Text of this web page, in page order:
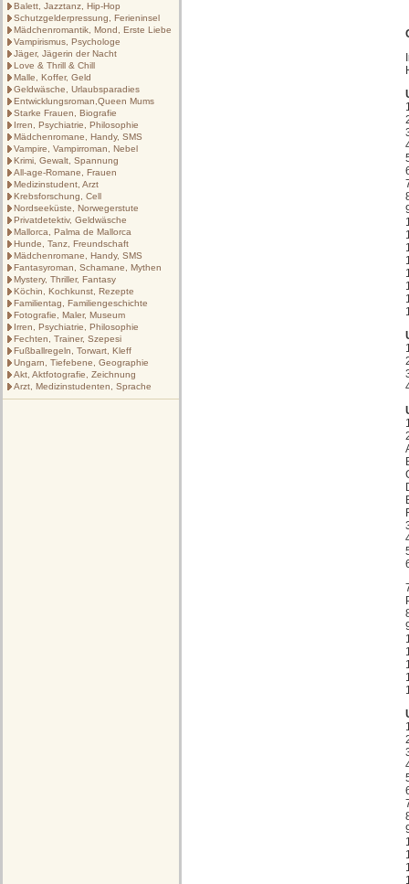
Balett, Jazztanz, Hip-Hop
Schutzgelderpressung, Ferieninsel
Mädchenromantik, Mond, Erste Liebe
Vampirismus, Psychologe
Jäger, Jägerin der Nacht
Love & Thrill & Chill
Malle, Koffer, Geld
Geldwäsche, Urlaubsparadies
Entwicklungsroman,Queen Mums
Starke Frauen, Biografie
Irren, Psychiatrie, Philosophie
Mädchenromane, Handy, SMS
Vampire, Vampirroman, Nebel
Krimi, Gewalt, Spannung
All-age-Romane, Frauen
Medizinstudent, Arzt
Krebsforschung, Cell
Nordseeküste, Norwegerstute
Privatdetektiv, Geldwäsche
Mallorca, Palma de Mallorca
Hunde, Tanz, Freundschaft
Mädchenromane, Handy, SMS
Fantasyroman, Schamane, Mythen
Mystery, Thriller, Fantasy
Köchin, Kochkunst, Rezepte
Familientag, Familiengeschichte
Fotografie, Maler, Museum
Irren, Psychiatrie, Philosophie
Fechten, Trainer, Szepesi
Fußballregeln, Torwart, Kleff
Ungarn, Tiefebene, Geographie
Akt, Aktfotografie, Zeichnung
Arzt, Medizinstudenten, Sprache